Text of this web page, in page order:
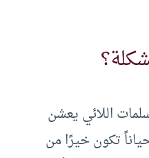
اللائي يعشن
تكون خيرًا من